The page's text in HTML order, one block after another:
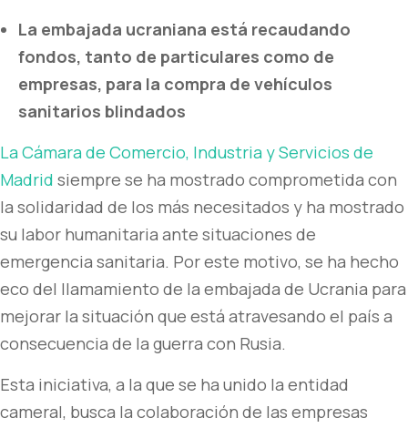
La embajada ucraniana está recaudando
fondos, tanto de particulares como de
empresas, para la compra de vehículos
sanitarios blindados
La Cámara de Comercio, Industria y Servicios de
Madrid siempre se ha mostrado comprometida con
la solidaridad de los más necesitados y ha mostrado
su labor humanitaria ante situaciones de
emergencia sanitaria. Por este motivo, se ha hecho
eco del llamamiento de la embajada de Ucrania para
mejorar la situación que está atravesando el país a
consecuencia de la guerra con Rusia.
Esta iniciativa, a la que se ha unido la entidad
cameral, busca la colaboración de las empresas